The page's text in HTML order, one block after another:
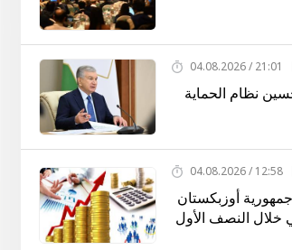
21:01 / 04.08.2026
نظام الحماية
12:58 / 04.08.2026
أوزبكستان
خلال النصف الأول